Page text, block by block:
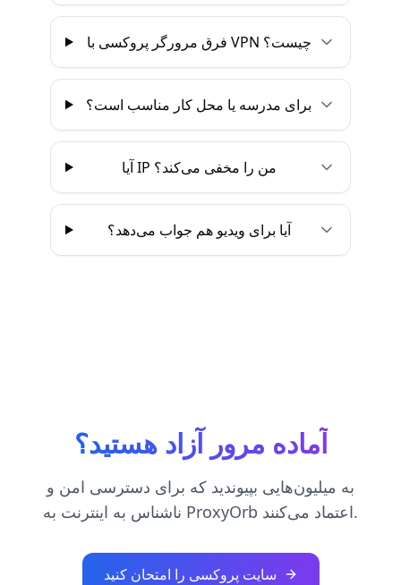
فرق مرورگر پروکسی با VPN چیست؟
برای مدرسه یا محل کار مناسب است؟
آیا IP من را مخفی می‌کند؟
آیا برای ویدیو هم جواب می‌دهد؟
آماده مرور آزاد هستید؟
به میلیون‌هایی بپیوندید که برای دسترسی امن و
ناشناس به اینترنت به ProxyOrb اعتماد می‌کنند.
سایت پروکسی را امتحان کنید